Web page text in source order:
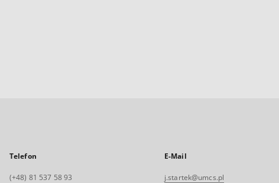
Telefon
(+48) 81 537 58 93
E-Mail
j.startek@umcs.pl